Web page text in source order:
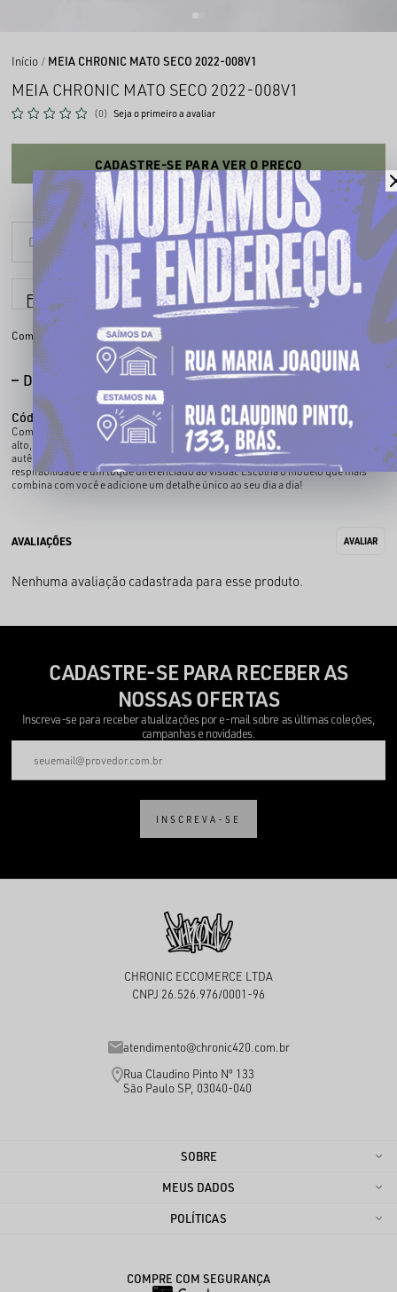
Início MEIA CHRONIC MATO SECO 2022-008V1
MEIA CHRONIC MATO SECO 2022-008V1
(0) Seja o primeiro a avaliar
CADASTRE-SE PARA VER O PREÇO
Parcele em até 6x sem juros
Compartilhe:
DESCRIÇÃO COMPLETA
Código identificador (SKU):
000019015
Complete seu estilo com as melhores meias streetwear! Com opções de cano
alto, médio e estampadas, nossas meias são ideais para quem curte um visual
autêntico e confortável. Feitas com materiais premium, garantem maciez,
respirabilidade e um toque diferenciado ao visual. Escolha o modelo que mais
combina com você e adicione um detalhe único ao seu dia a dia!
Nenhuma avaliação cadastrada para esse produto.
CADASTRE-SE PARA RECEBER AS
NOSSAS OFERTAS
Inscreva-se para receber atualizações por e-mail sobre as últimas coleções,
campanhas e novidades.
INSCREVA-SE
CHRONIC ECCOMERCE LTDA
CNPJ 26.526.976/0001-96
atendimento@chronic420.com.br
Rua Claudino Pinto Nº 133
São Paulo SP, 03040-040
SOBRE
MEUS DADOS
POLÍTICAS
COMPRE COM SEGURANÇA